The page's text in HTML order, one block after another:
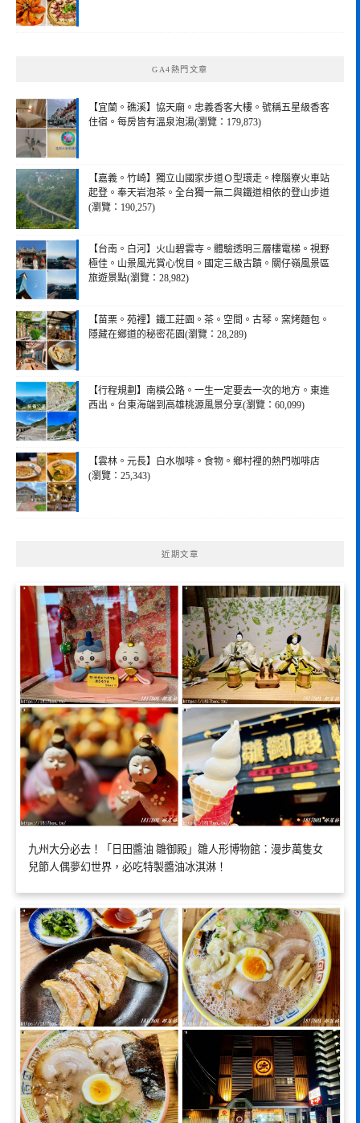
GA4熱門文章
【宜蘭。礁溪】協天廟。忠義香客大樓。號稱五星級香客
住宿。每房皆有溫泉泡湯(瀏覽：179,873)
【嘉義。竹崎】獨立山國家步道Ｏ型環走。樟腦寮火車站
起登。奉天岩泡茶。全台獨一無二與鐵道相依的登山步道
(瀏覽：190,257)
【台南。白河】火山碧雲寺。體驗透明三層樓電梯。視野
極佳。山景風光賞心悅目。國定三級古蹟。關仔嶺風景區
旅遊景點(瀏覽：28,982)
【苗栗。苑裡】鐵工莊園。茶。空間。古琴。窯烤麵包。
隱藏在鄉道的秘密花園(瀏覽：28,289)
【行程規劃】南橫公路。一生一定要去一次的地方。東進
西出。台東海端到高雄桃源風景分享(瀏覽：60,099)
【雲林。元長】白水咖啡。食物。鄉村裡的熱門咖啡店
(瀏覽：25,343)
近期文章
九州大分必去！「日田醬油 雛御殿」雛人形博物館：漫步萬隻女
兒節人偶夢幻世界，必吃特製醬油冰淇淋！